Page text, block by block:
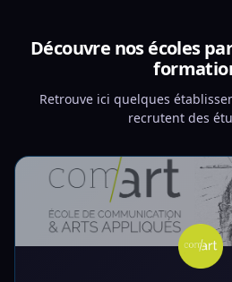
Découvre nos écoles
Retrouve ici quelques
recrutent des